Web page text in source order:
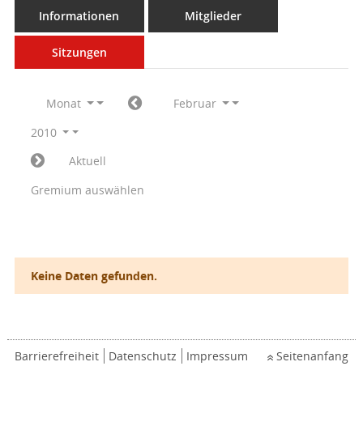
Informationen Mitglieder
Sitzungen
Monat
Februar
2010
Aktuell
Gremium auswählen
Keine Daten gefunden.
Barrierefreiheit Datenschutz Impressum Seitenanfang